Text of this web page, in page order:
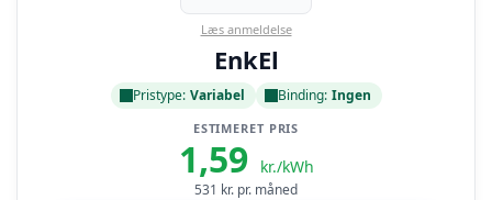
Læs anmeldelse
EnkEl
Pristype: Variabel Binding: Ingen
ESTIMERET PRIS
1,59 kr./kWh
531 kr. pr. måned